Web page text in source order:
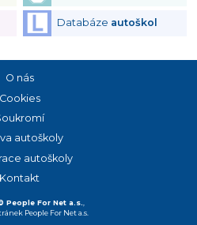
Databáze autoškol
People For Net a.s.,
People For Net a.s.
O nás
Cookies
autoškoly
autoškoly
Kontakt